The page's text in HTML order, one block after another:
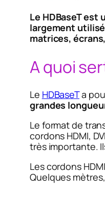
Le HDBaseT
largement
matrices,
A quoi
Le HDBaseTa
grandes
Le format de
cordons HDMI,
très importante.
Les cordons
Quelques